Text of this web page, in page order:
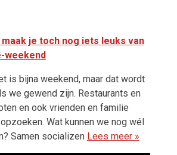
je toch nog iets leuks van
weekend
is bijna weekend, maar dat wordt
we gewend zijn. Restaurants en
en ook vrienden en familie
Wat kunnen we nog wél
Samen socializen Lees meer »